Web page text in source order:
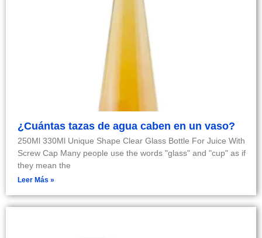
¿Cuántas tazas de agua caben en un vaso?
250Ml 330Ml Unique Shape Clear Glass Bottle For Juice With
Screw Cap Many people use the words "glass" and "cup" as if
they mean the
Leer Más »